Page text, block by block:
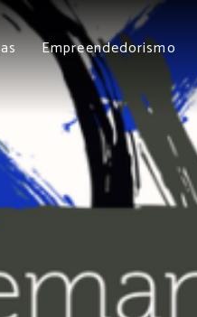
Empreendedorismo